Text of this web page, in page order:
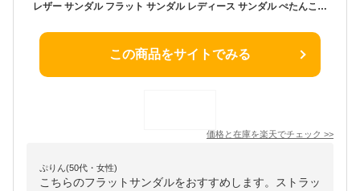
レザー サンダル フラット サンダル レディース サンダル ぺたんこ ローヒール 革 ヒール 2cm クロスベルト サンダル 歩きやすい ストラップ サンダル バックストラップ 本革 おしゃれ 黒 ブラック 赤 ピンク 夏 素足 痛くない 幅広 疲れない 長時間 コンフォート サンダル
この商品をサイトでみる
価格と在庫を楽天でチェック >>
ぷりん(50代・女性)
こちらのフラットサンダルをおすすめします。ストラッ